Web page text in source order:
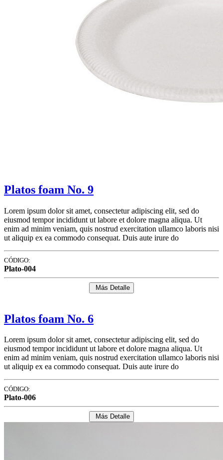
Platos foam No. 9
Lorem ipsum dolor sit amet, consectetur adipiscing elit, sed do
eiusmod tempor incididunt ut labore et dolore magna aliqua. Ut
enim ad minim veniam, quis nostrud exercitation ullamco laboris nisi
ut aliquip ex ea commodo consequat. Duis aute irure do
CÓDIGO:
Plato-004
Más Detalle
Platos foam No. 6
Lorem ipsum dolor sit amet, consectetur adipiscing elit, sed do
eiusmod tempor incididunt ut labore et dolore magna aliqua. Ut
enim ad minim veniam, quis nostrud exercitation ullamco laboris nisi
ut aliquip ex ea commodo consequat. Duis aute irure do
CÓDIGO:
Plato-006
Más Detalle